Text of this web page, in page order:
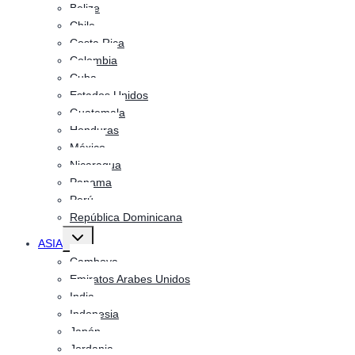
Belize
Chile
Costa Rica
Colombia
Cuba
Estados Unidos
Guatemala
Honduras
México
Nicaragua
Panama
Perú
República Dominicana
ASIA
Alternar
menú
hijo
Camboya
Emiratos Arabes Unidos
India
Indonesia
Japón
Jordania